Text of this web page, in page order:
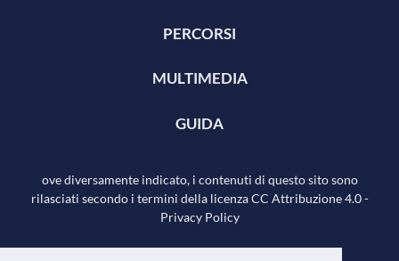
PERCORSI
MULTIMEDIA
GUIDA
ove diversamente indicato, i contenuti di questo sito sono
rilasciati secondo i termini della licenza CC Attribuzione 4.0-
Privacy Policy